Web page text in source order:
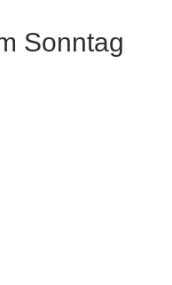
Sonntag